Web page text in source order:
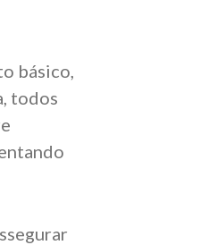
básico,
todos